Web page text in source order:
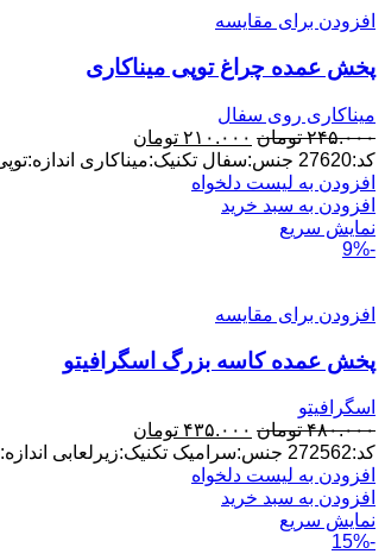
افزودن برای مقایسه
پخش عمده چراغ توپی میناکاری
میناکاری روی سفال
۲۴۵.۰۰۰ تومان قیمت
اصلی:
بود.
۲۱۰.۰۰۰ تومان
فعلی:
کد:27620 جنس:سفال تکنیک:میناکاری اندازه:توپی20*8" تعداددرکارتن:20عدد پخش عمده ارسال ازلالجین
افزودن به لیست دلخواه
افزودن به سبد خرید
نمایش سریع
-9%
افزودن برای مقایسه
پخش عمده کاسه بزرگ اسگرافیتو
اسگرافیتو
۴۸۰.۰۰۰ تومان قیمت
اصلی:
بود.
۴۳۵.۰۰۰ تومان
فعلی:
کد:272562 جنس:سرامیک تکنیک:زیرلعابی اندازه:8*20 تعداددرکارتن:22عدد پخش عمده ارسال ازلالجین
افزودن به لیست دلخواه
افزودن به سبد خرید
نمایش سریع
-15%